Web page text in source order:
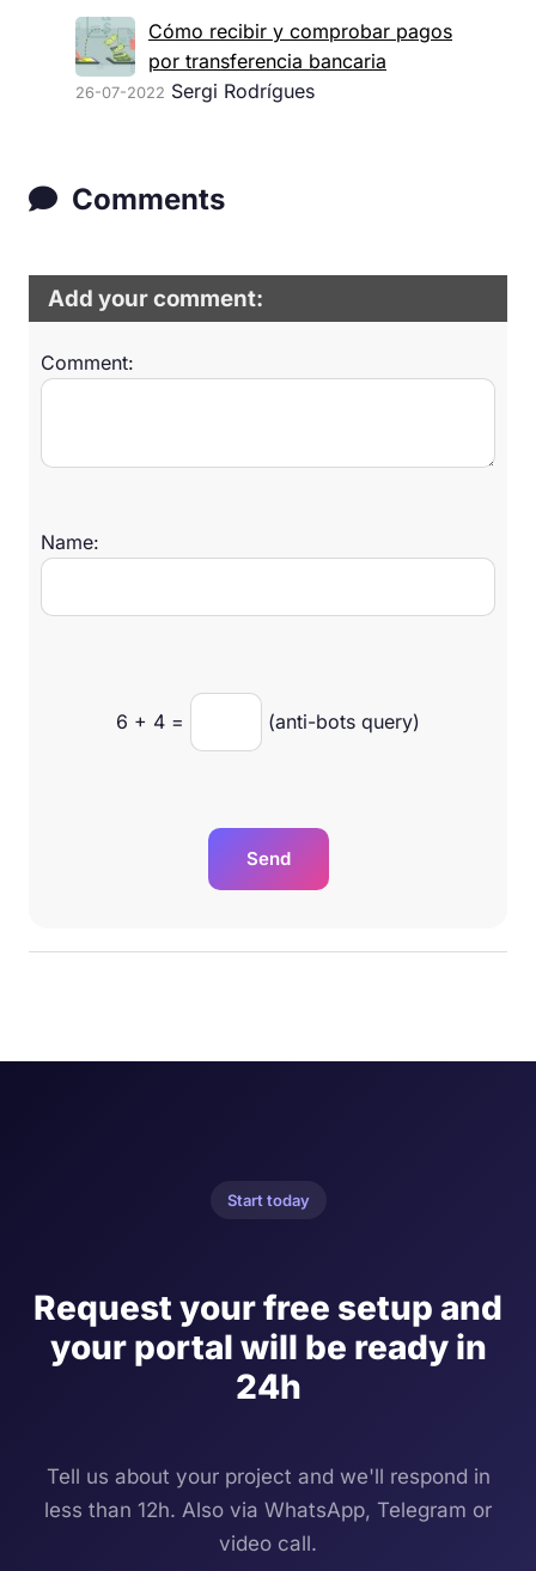
Cómo recibir y comprobar pagos
por transferencia bancaria
26-07-2022 Sergi Rodrígues
Comments
Add your comment:
Comment:
Name:
6 + 4 = (anti-bots query)
Send
Start today
Request your free setup and
your portal will be ready in
24h
Tell us about your project and we'll respond in
less than 12h. Also via WhatsApp, Telegram or
video call.